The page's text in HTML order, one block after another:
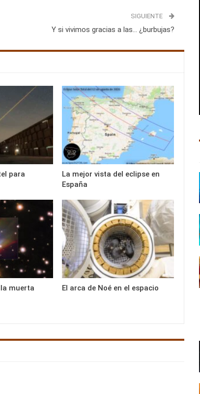
SIGUIENTE
Y si vivimos gracias a las… ¿burbujas?
para
La mejor vista del eclipse en
España
muerta El arca de Noé en el espacio